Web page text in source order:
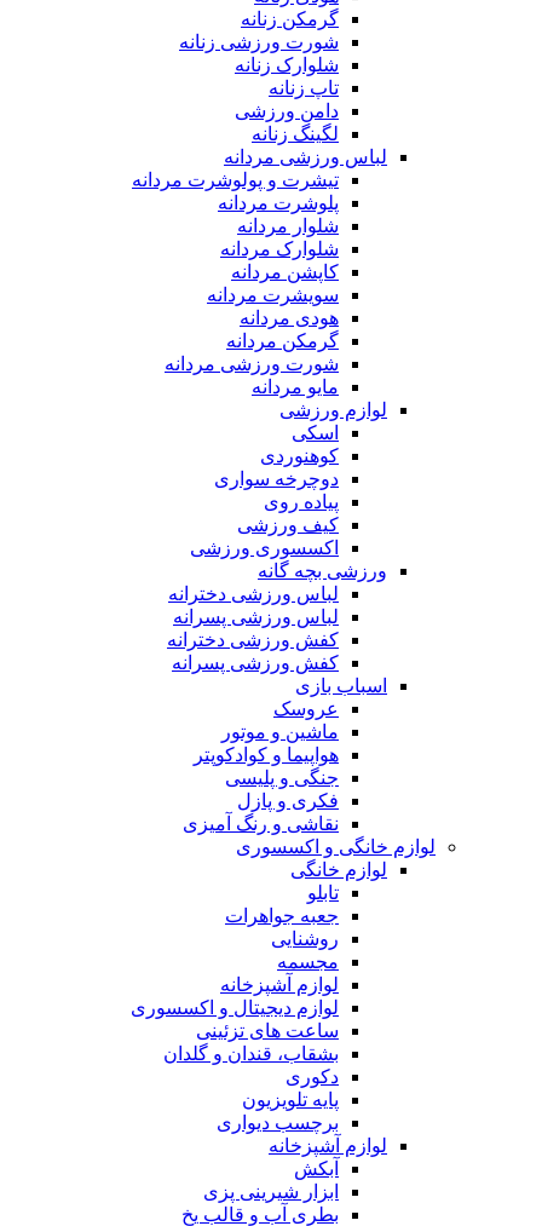
گرمکن زنانه
شورت ورزشی زنانه
شلوارک زنانه
تاپ زنانه
دامن ورزشی
لگینگ زنانه
لباس ورزشی مردانه
تیشرت و پولوشرت مردانه
پلوشرت مردانه
شلوار مردانه
شلوارک مردانه
کاپشن مردانه
سویشرت مردانه
هودی مردانه
گرمکن مردانه
شورت ورزشی مردانه
مایو مردانه
لوازم ورزشی
اسکی
کوهنوردی
دوچرخه سواری
پیاده روی
کیف ورزشی
اکسسوری ورزشی
ورزشی بچه گانه
لباس ورزشی دخترانه
لباس ورزشی پسرانه
کفش ورزشی دخترانه
کفش ورزشی پسرانه
اسباب بازی
عروسک
ماشین و موتور
هواپیما و کوادکوپتر
جنگی و پلیسی
فکری و پازل
نقاشی و رنگ آمیزی
لوازم خانگی و اکسسوری
لوازم خانگی
تابلو
جعبه جواهرات
روشنایی
مجسمه
لوازم آشپزخانه
لوازم دیجیتال و اکسسوری
ساعت های تزئینی
بشقاب، قندان و گلدان
دکوری
پایه تلویزیون
برچسب دیواری
لوازم آشپزخانه
آبکش
ابزار شیرینی پزی
بطری آب و قالب یخ